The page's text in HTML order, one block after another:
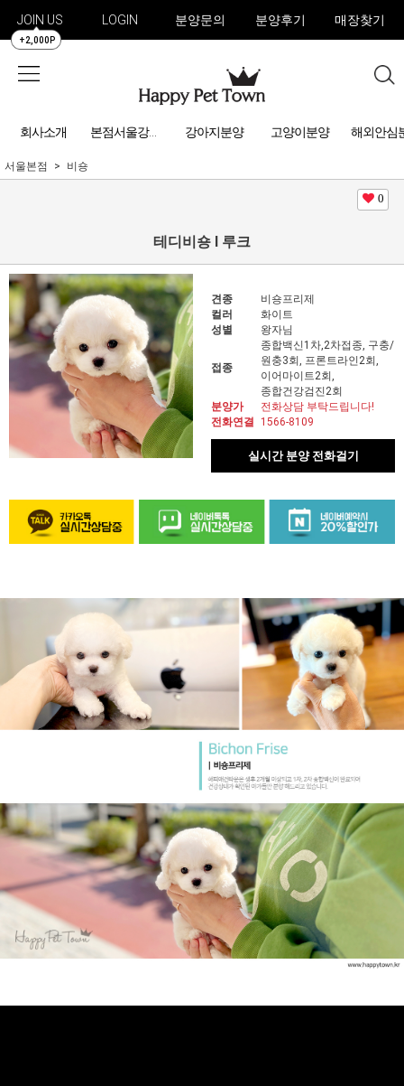
JOIN US
+2,000P
LOGIN 분양문의 분양후기 매장찾기
회사소개 본점서울강아지분양 강아지분양 고양이분양 해외안심
서울본점 비숑
0
테디비숑 l 루크
견종
비숑프리제
컬러
화이트
성별
왕자님
접종
종합백신1차,2차접종, 구충/
원충3회, 프론트라인2회,
이어마이트2회,
종합건강검진2회
분양가
전화상담 부탁드립니다!
전화연결
1566-8109
실시간 분양 전화걸기